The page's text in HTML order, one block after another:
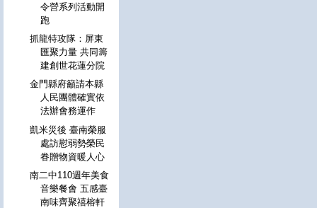
令營系列活動開
跑
抓龍特攻隊：屏東
匯聚力量 共同籌
建創世花蓮分院
金門縣府籲請本縣
人民團體確實依
法辦會務運作
凱米災後 臺南榮服
處訪慰弱勢榮民
眷贈物資暖人心
南二中110週年美食
音樂餐會 五感臺
南味齊聚禧榕軒